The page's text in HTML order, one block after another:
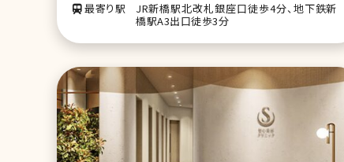
最寄り駅
JR新橋駅北改札銀座口徒歩4分、地下鉄新
橋駅A3出口徒歩3分